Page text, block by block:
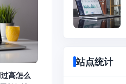
高怎么
站点统计